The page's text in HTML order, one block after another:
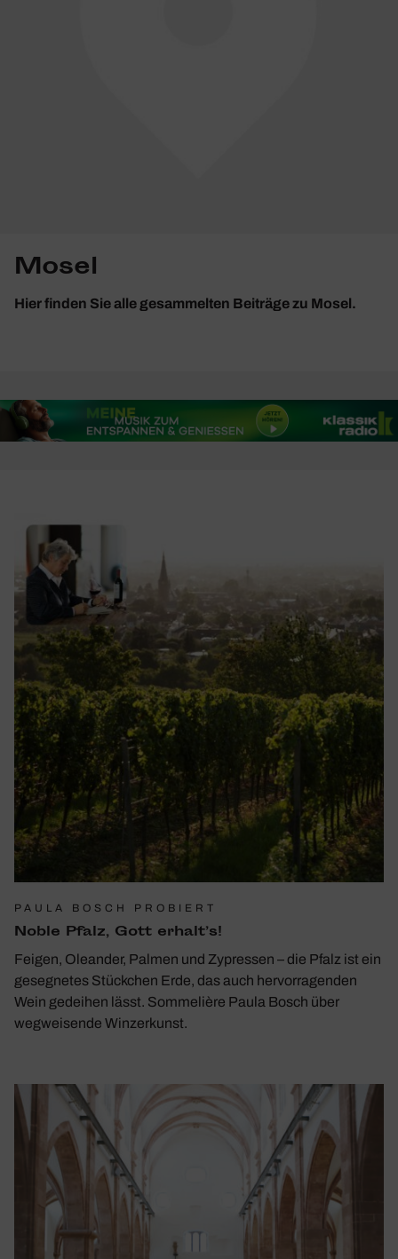
Mosel
Hier finden Sie alle gesammelten Beiträge zu Mosel.
PAULA BOSCH PROBIERT
Noble Pfalz, Gott erhalt’s!
Feigen, Oleander, Palmen und Zypressen – die Pfalz ist ein
gesegnetes Stückchen Erde, das auch hervorragenden
Wein gedeihen lässt. Sommelière Paula Bosch über
wegweisende Winzerkunst.